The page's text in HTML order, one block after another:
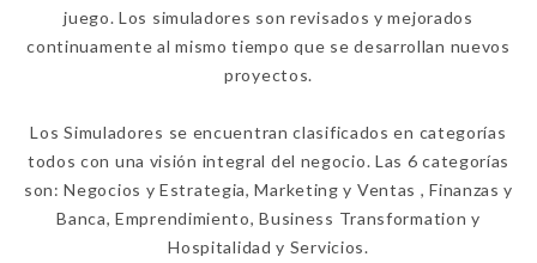
juego. Los simuladores son revisados y mejorados
continuamente al mismo tiempo que se desarrollan nuevos
proyectos.
Los Simuladores se encuentran clasificados en categorías
todos con una visión integral del negocio. Las 6 categorías
son: Negocios y Estrategia, Marketing y Ventas , Finanzas y
Banca, Emprendimiento, Business Transformation y
Hospitalidad y Servicios.